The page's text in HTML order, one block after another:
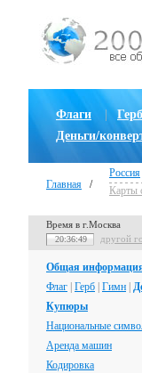
Флаги
Деньги/
Главная /
Россия
Карты
Время в г.Москва
20:36:50 другой
Общая
Флаг Герб Гимн
Купюры
Национальные
Аренда машин
Кодировка